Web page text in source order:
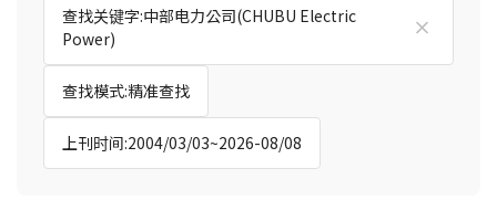
查找关键字:中部电力公司(CHUBU Electric
Power)
查找模式:精准查找
上刊时间:2004/03/03~2026-08/08